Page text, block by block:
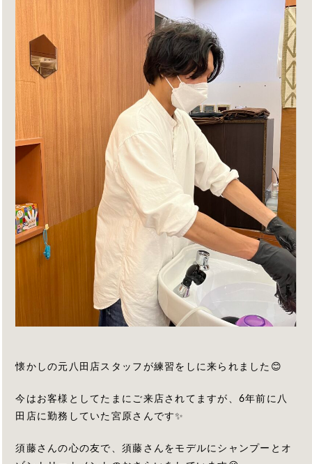
懐かしの元八田店スタッフが練習をしに来られました😊
今はお客様としてたまにご来店されてますが、6年前に八
田店に勤務していた宮原さんです✨
須藤さんの心の友で、須藤さんをモデルにシャンプーとオ